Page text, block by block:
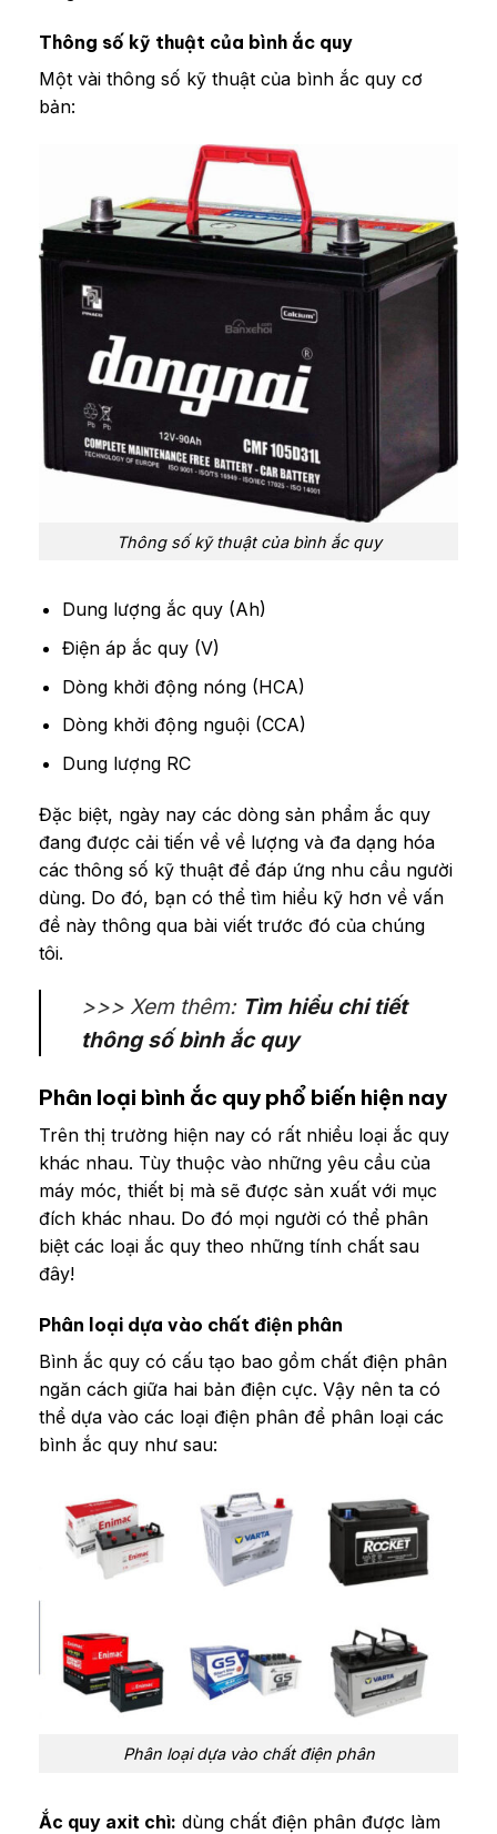
Thông số kỹ thuật của bình ắc quy
Một vài thông số kỹ thuật của bình ắc quy cơ
bản:
Thông số kỹ thuật của bình ắc quy
Dung lượng ắc quy (Ah)
Điện áp ắc quy (V)
Dòng khởi động nóng (HCA)
Dòng khởi động nguội (CCA)
Dung lượng RC
Đặc biệt, ngày nay các dòng sản phẩm ắc quy
đang được cải tiến về về lượng và đa dạng hóa
các thông số kỹ thuật để đáp ứng nhu cầu người
dùng. Do đó, bạn có thể tìm hiểu kỹ hơn về vấn
đề này thông qua bài viết trước đó của chúng
tôi.
>>> Xem thêm: Tìm hiểu chi tiết
thông số bình ắc quy
Phân loại bình ắc quy phổ biến hiện nay
Trên thị trường hiện nay có rất nhiều loại ắc quy
khác nhau. Tùy thuộc vào những yêu cầu của
máy móc, thiết bị mà sẽ được sản xuất với mục
đích khác nhau. Do đó mọi người có thể phân
biệt các loại ắc quy theo những tính chất sau
đây!
Phân loại dựa vào chất điện phân
Bình ắc quy có cấu tạo bao gồm chất điện phân
ngăn cách giữa hai bản điện cực. Vậy nên ta có
thể dựa vào các loại điện phân để phân loại các
bình ắc quy như sau:
Phân loại dựa vào chất điện phân
Ắc quy axit chì: dùng chất điện phân được làm